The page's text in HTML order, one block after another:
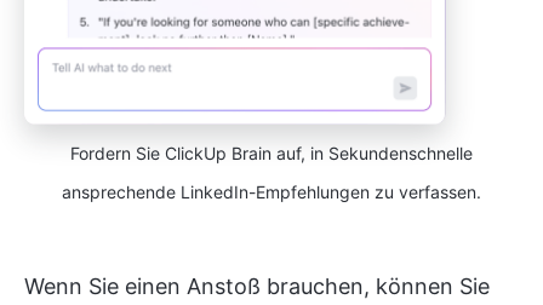
Fordern Sie ClickUp Brain auf, in Sekundenschnelle
ansprechende LinkedIn-Empfehlungen zu verfassen.
Wenn Sie einen Anstoß brauchen, können Sie